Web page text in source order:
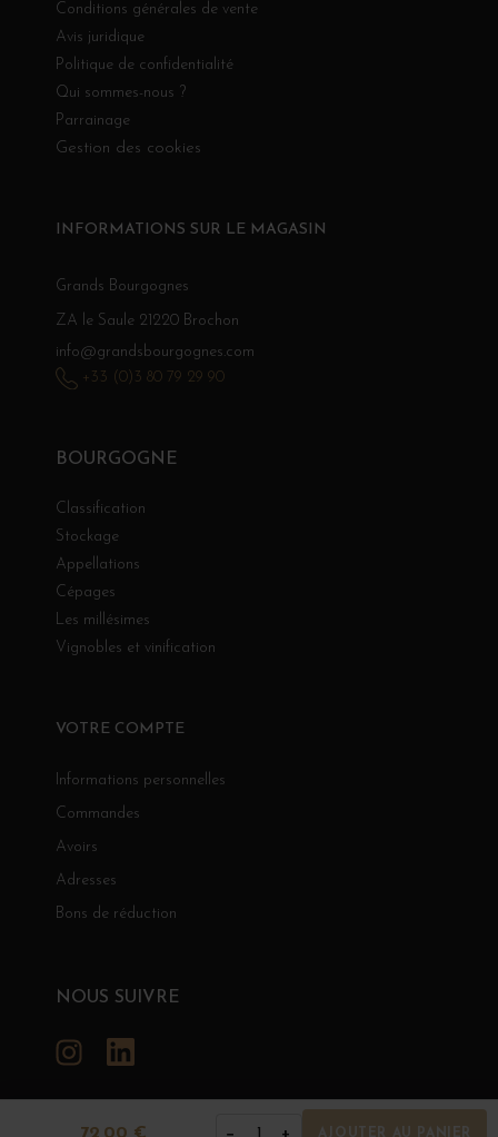
1 AJOUTER AU PANIER
Conditions générales de vente
Avis juridique
Politique de confidentialité
Qui sommes-nous ?
Parrainage
Gestion des cookies
BOURGOGNE
Classification
Stockage
Appellations
Cépages
Les millésimes
Vignobles et vinification
VOTRE COMPTE
Informations personnelles
Commandes
Avoirs
Adresses
Bons de réduction
INFORMATIONS SUR LE MAGASIN
Grands Bourgognes
ZA le Saule 21220 Brochon
info@grandsbourgognes.com
+33 (0)3 80 79 29 90
NOUS SUIVRE
Instagram